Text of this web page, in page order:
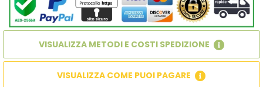
VISUALIZZA METODI E COSTI SPEDIZIONE
VISUALIZZA COME PUOI PAGARE